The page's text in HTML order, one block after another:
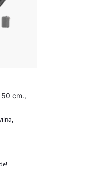
cm.,